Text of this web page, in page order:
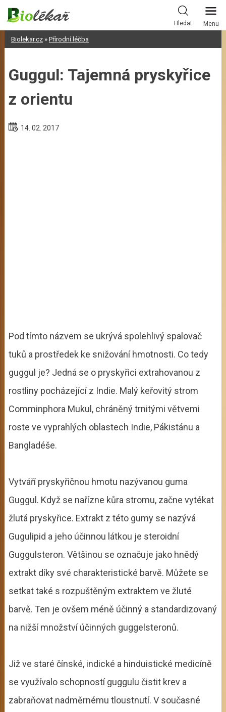
Skip
content
Hledat Menu
Biolekar.cz» Přírodní léčba
Guggul: Tajemná pryskyřice
z orientu
14. 02. 2017
Pod tímto názvem se ukrývá spolehlivý spalovač
tuků a prostředek ke snižování hmotnosti. Co tedy
guggul je? Jedná se o pryskyřici extrahovanou z
rostliny pocházející z Indie. Malý keřovitý strom
Comminphora Mukul, chráněný trnitými větvemi
roste ve vyprahlých oblastech Indie, Pákistánu a
Bangladéše.
Vytváří pryskyřičnou hmotu nazývanou guma
Guggul. Když se nařízne kůra stromu, začne vytékat
žlutá pryskyřice. Extrakt z této gumy se nazývá
Gugulipid a jeho účinnou látkou je steroidní
Guggulsteron. Většinou se označuje jako hnědý
extrakt díky své charakteristické barvě. Můžete se
setkat také s rozpuštěným extraktem ve žluté
barvě. Ten je ovšem méně účinný a standardizovaný
na nižší množství účinných guggelsteronů.
Již ve staré čínské, indické a hinduistické medicíně
se využívalo schopností guggulu čistit krev a
zabraňovat nadměrnému tloustnutí. V současné